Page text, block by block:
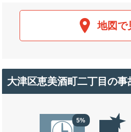
地図で
大津区恵美酒町二丁目の事
5%